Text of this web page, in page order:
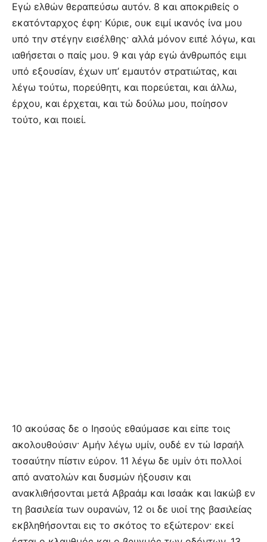
Εγώ ελθών θεραπεύσω αυτόν. 8 και αποκριθείς ο
εκατόνταρχος έφη· Κύριε, ουκ ειμί ικανός ίνα μου
υπό την στέγην εισέλθης· αλλά μόνον ειπέ λόγω, και
ιαθήσεται ο παίς μου. 9 και γάρ εγώ άνθρωπός ειμι
υπό εξουσίαν, έχων υπ’ εμαυτόν στρατιώτας, και
λέγω τούτω, πορεύθητι, και πορεύεται, και άλλω,
έρχου, και έρχεται, και τώ δούλω μου, ποίησον
τούτο, και ποιεί.
10 ακούσας δε ο Ιησούς εθαύμασε και είπε τοις
ακολουθούσιν· Αμήν λέγω υμίν, ουδέ εν τώ Ισραήλ
τοσαύτην πίστιν εύρον. 11 λέγω δε υμίν ότι πολλοί
από ανατολών και δυσμών ήξουσιν και
ανακλιθήσονται μετά Αβραάμ και Ισαάκ και Ιακώβ εν
τη βασιλεία των ουρανών, 12 οι δε υιοί της βασιλείας
εκβληθήσονται εις το σκότος το εξώτερον· εκεί